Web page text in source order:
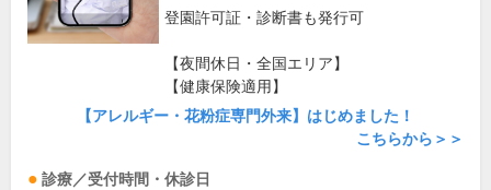
登園許可証・診断書も発行可
【夜間休日・全国エリア】
【健康保険適用】
【アレルギー・花粉症専門外来】はじめました！
こちらから＞＞
診療／受付時間・休診日